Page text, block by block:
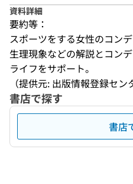
資料詳細
要約等：
スポーツをする女性のコン
生理現象などの解説とコン
ライフをサポート。
（提供元: 出版情報登録セン
書店で探す
書店